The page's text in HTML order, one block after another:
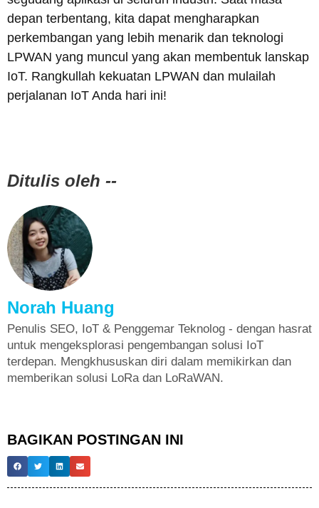
depan terbentang, kita dapat mengharapkan
perkembangan yang lebih menarik dan teknologi
LPWAN yang muncul yang akan membentuk lanskap
IoT. Rangkullah kekuatan LPWAN dan mulailah
perjalanan IoT Anda hari ini!
Ditulis oleh --
Norah Huang
Penulis SEO, IoT & Penggemar Teknolog - dengan hasrat
untuk mengeksplorasi pengembangan solusi IoT
terdepan. Mengkhususkan diri dalam memikirkan dan
memberikan solusi LoRa dan LoRaWAN.
BAGIKAN POSTINGAN INI